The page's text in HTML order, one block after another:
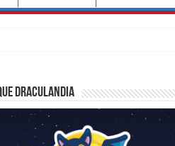
Draculandia